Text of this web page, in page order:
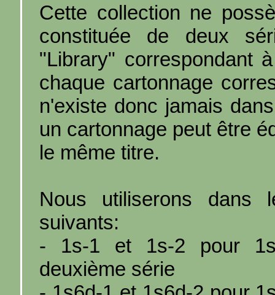
Cette collection ne
constituée de deux
"Library" correspondant
chaque cartonnage
n'existe donc jamais
un cartonnage peut être
le même titre.
Nous utiliserons dans
suivants:
- 1s-1 et 1s-2 pour
deuxième série